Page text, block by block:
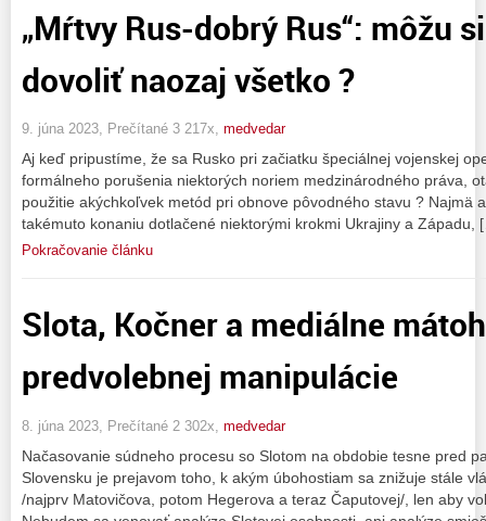
„Mŕtvy Rus-dobrý Rus“: môžu
dovoliť naozaj všetko ?
9. júna 2023, Prečítané 3 217x, medvedar
Aj keď pripustíme, že sa Rusko pri začiatku špeciálnej vojenskej
formálneho porušenia niektorých noriem medzinárodného práva,
použitie akýchkoľvek metód pri obnove pôvodného stavu ? Najmä
takémuto konaniu dotlačené niektorými krokmi Ukrajiny a Západu,
Pokračovanie článku
Slota, Kočner a mediálne
predvolebnej manipulácie
8. júna 2023, Prečítané 2 302x, medvedar
Načasovanie súdneho procesu so Slotom na obdobie tesne pred
Slovensku je prejavom toho, k akým úbohostiam sa znižuje stále
/najprv Matovičova, potom Hegerova a teraz Čaputovej/, len aby